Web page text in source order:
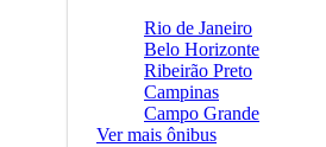
Rio de Janeiro
Belo Horizonte
Ribeirão Preto
Campinas
Campo Grande
Ver mais ônibus